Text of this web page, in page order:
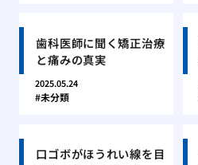
歯科医師に聞く矯正治療
と痛みの真実
2025.05.24
未分類
口ゴボがほうれい線を目